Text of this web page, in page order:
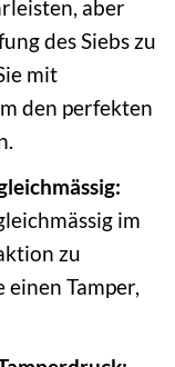
aber
des Siebs zu
mit
den perfekten
im
zu
Tamper,